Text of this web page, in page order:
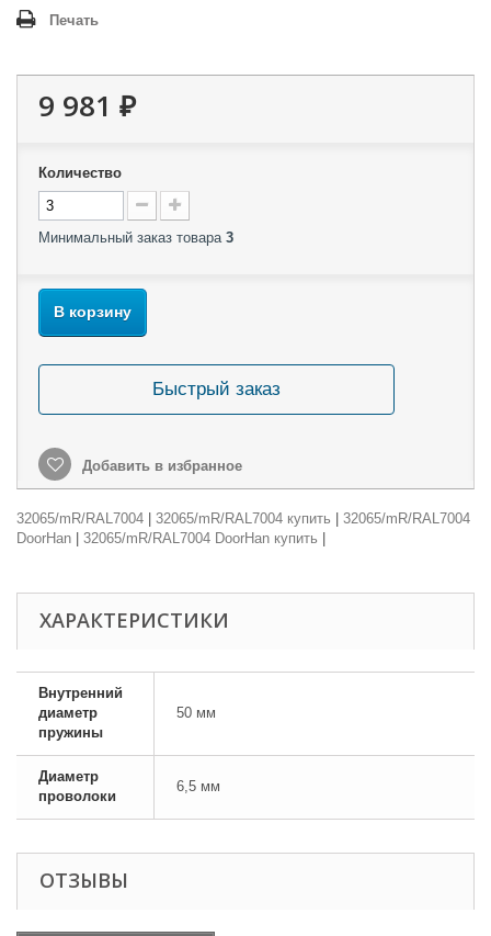
Печать
9 981 ₽
Количество
Минимальный заказ товара 3
В корзину
Быстрый заказ
Добавить в избранное
32065/mR/RAL7004 32065/mR/RAL7004 купить
32065/mR/RAL7004
DoorHan
32065/mR/RAL7004 DoorHan купить
ХАРАКТЕРИСТИКИ
Внутренний
диаметр
пружины
50 мм
Диаметр
проволоки
6,5 мм
ОТЗЫВЫ